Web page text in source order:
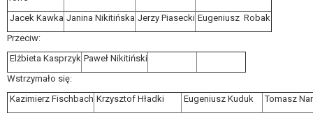
Jacek Kawka Janina Nikitińska Jerzy Piasecki Eugeniusz Robak
Przeciw:
Elżbieta Kasprzyk Paweł Nikitiński
Wstrzymało się:
Kazimierz Fischbach Krzysztof Hładki Eugeniusz Kuduk
Tomasz